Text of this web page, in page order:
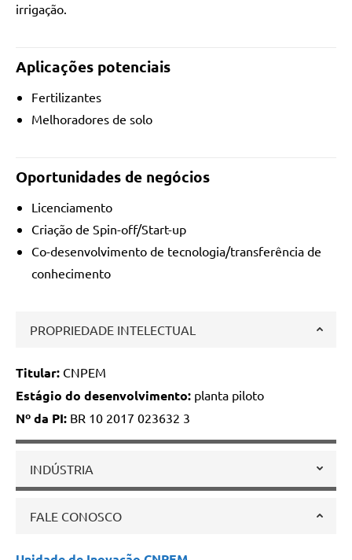
irrigação.
Aplicações potenciais
Fertilizantes
Melhoradores de solo
Oportunidades de negócios
Licenciamento
Criação de Spin-off/Start-up
Co-desenvolvimento de tecnologia/transferência de
conhecimento
PROPRIEDADE INTELECTUAL
Titular: CNPEM
Estágio do desenvolvimento: planta piloto
Nº da PI: BR 10 2017 023632 3
INDÚSTRIA
FALE CONOSCO